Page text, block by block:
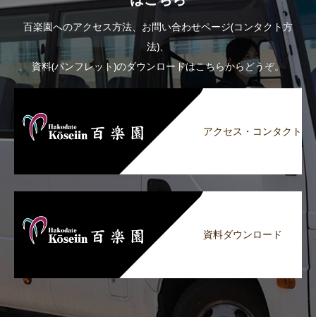
百楽園へのアクセス方法、お問い合わせページ(コンタクト方
法)、
資料(パンフレット)のダウンロードはこちらからどうぞ。
アクセス・コンタクト
資料ダウンロード